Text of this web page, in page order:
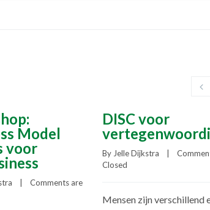
Model
voor
Comments are
DISC voor
By Jelle Dijkstra
Closed
Mensen zijn verschillend